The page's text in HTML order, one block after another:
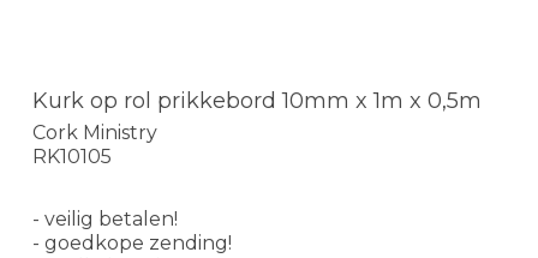
Kurk op rol prikkebord 10mm x 1m x 0,5m
Cork Ministry
RK10105
- veilig betalen!
- goedkope zending!